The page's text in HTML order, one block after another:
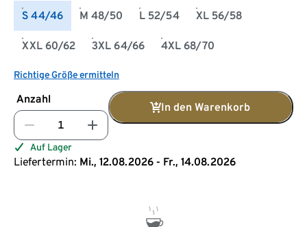
S 44/46 M 48/50 L 52/54 XL 56/58
XXL 60/62 3XL 64/66 4XL 68/70
Richtige Größe ermitteln
Anzahl
In den Warenkorb
Auf Lager
Liefertermin: Mi., 12.08.2026 - Fr., 14.08.2026